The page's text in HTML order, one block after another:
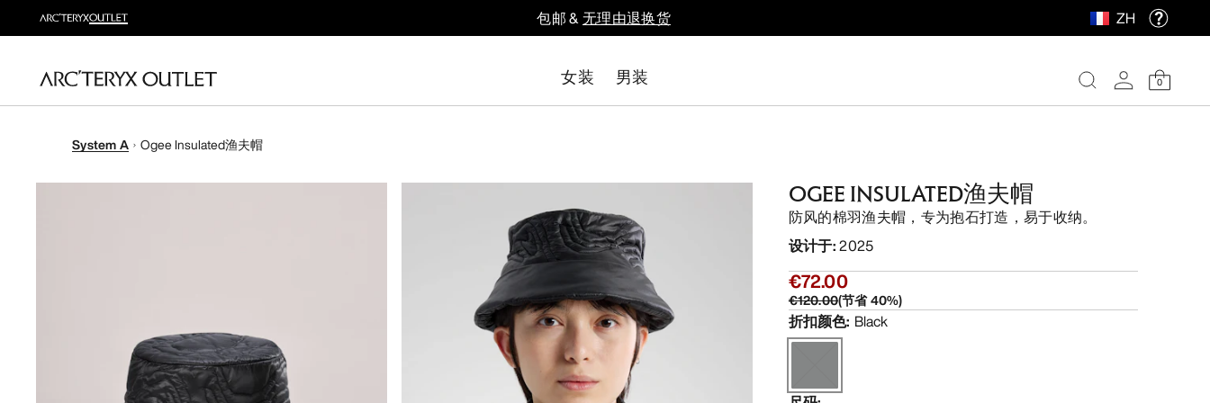
包邮 &无理由退换货 ZH
女装 男装 0
System A Ogee Insulated渔夫帽
OGEE INSULATED渔夫帽
防风的棉羽渔夫帽，专为抱石打造，易于收纳。
设计于:2025
€72.00
€120.00(节省40%)
折扣颜色: Black